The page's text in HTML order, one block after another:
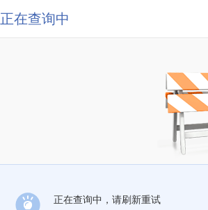
正在查询中
正在查询中，请刷新重试